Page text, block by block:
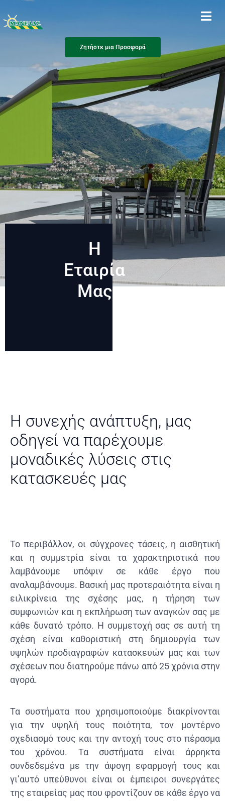
Ζητήστε μια Προσφορά
Ζητήστε μια Προσφορά
Η
Εταιρία
Μας
Η συνεχής ανάπτυξη, μας
οδηγεί να παρέχουμε
μοναδικές λύσεις στις
κατασκευές μας
Το περιβάλλον, οι σύγχρονες τάσεις, η αισθητική
και η συμμετρία είναι τα χαρακτηριστικά που
λαμβάνουμε υπόψιν σε κάθε έργο που
αναλαμβάνουμε. Βασική μας προτεραιότητα είναι η
ειλικρίνεια της σχέσης μας, η τήρηση των
συμφωνιών και η εκπλήρωση των αναγκών σας με
κάθε δυνατό τρόπο. Η συμμετοχή σας σε αυτή τη
σχέση είναι καθοριστική στη δημιουργία των
υψηλών προδιαγραφών κατασκευών μας και των
σχέσεων που διατηρούμε πάνω από 25 χρόνια στην
αγορά.
Τα συστήματα που χρησιμοποιούμε διακρίνονται
για την υψηλή τους ποιότητα, τον μοντέρνο
σχεδιασμό τους και την αντοχή τους στο πέρασμα
του χρόνου. Τα συστήματα είναι άρρηκτα
συνδεδεμένα με την άψογη εφαρμογή τους και
γι’αυτό υπεύθυνοι είναι οι έμπειροι συνεργάτες
της εταιρείας μας που φροντίζουν σε κάθε έργο να